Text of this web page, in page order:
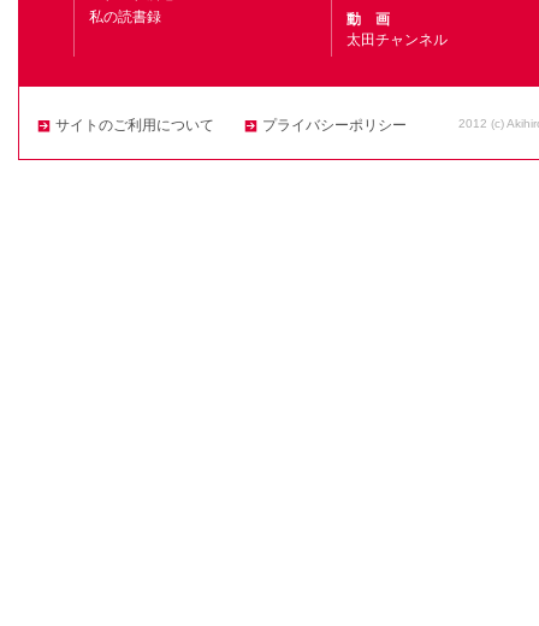
私の読書録
動 画
太田チャンネル
サイトのご利用について プライバシーポリシー 2012 (c)